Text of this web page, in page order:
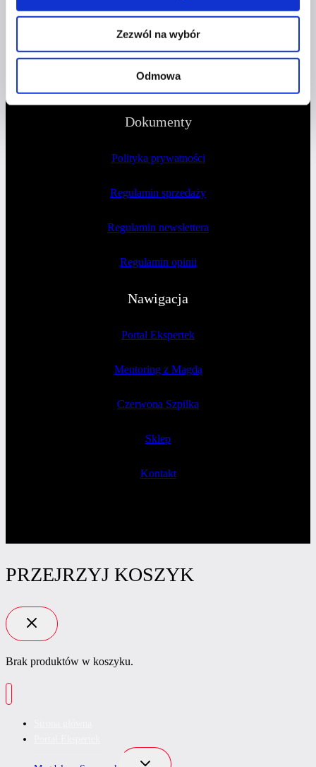
Zezwól na wybór
Odmowa
Na Polance 16A lok.9
51-109 Wrocław
Dokumenty
Polityka prywatności
Regulamin sprzedaży
Regulamin newslettera
Regulamin opinii
Nawigacja
Portal Ekspertek
Mentoring z Magdą
Czerwona Szpilka
Sklep
Kontakt
PRZEJRZYJ KOSZYK
Brak produktów w koszyku.
Przełącz